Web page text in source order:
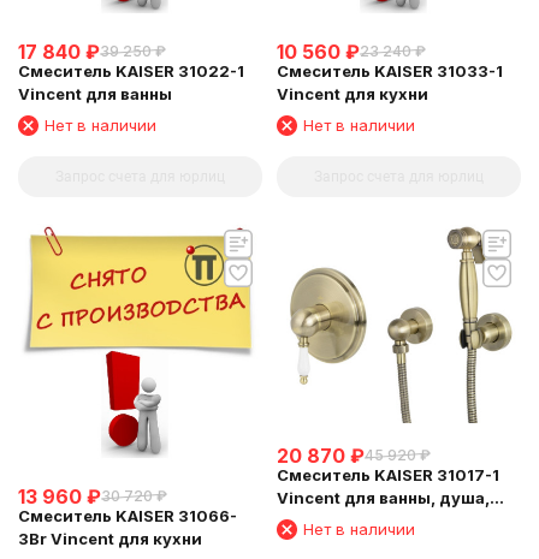
17 840 ₽39 250 ₽
Смеситель KAISER 31022-1
Vincent для ванны
Нет в наличии
10 560 ₽23 240 ₽
Смеситель KAISER 31033-1
Vincent для кухни
Нет в наличии
13 960 ₽30 720 ₽
Смеситель KAISER 31066-
3Br Vincent для кухни
20 870 ₽45 920 ₽
Смеситель KAISER 31017-1
Vincent для ванны, душа,
биде, Бронза
Нет в наличии